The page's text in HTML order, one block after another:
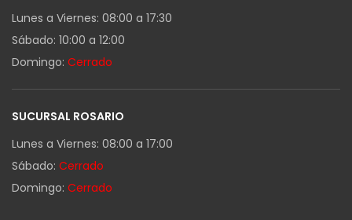
Lunes a Viernes: 08:00 a 17:30
Sábado: 10:00 a 12:00
Domingo: Cerrado
SUCURSAL ROSARIO
Lunes a Viernes: 08:00 a 17:00
Sábado: Cerrado
Domingo: Cerrado